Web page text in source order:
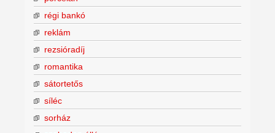
régi bankó
reklám
rezsióradíj
romantika
sátortetős
síléc
sorház